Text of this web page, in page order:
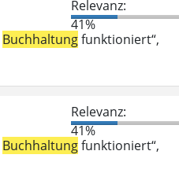
Relevanz:
41%
Buchhaltungfunktioniert“,
Relevanz:
41%
Buchhaltungfunktioniert“,